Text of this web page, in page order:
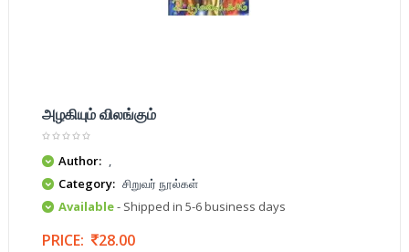
அழகியும் விலங்கும்
Author: ,
Category: சிறுவர் நூல்கள்
Available- Shipped in 5-6 business days
PRICE: 28.00